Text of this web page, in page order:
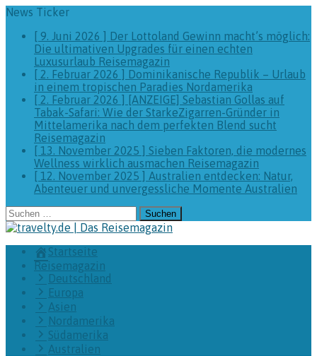
News Ticker
[ 9. Juni 2026 ] Der Lottoland Gewinn macht’s möglich:
Die ultimativen Upgrades für einen echten
Luxusurlaub Reisemagazin
[ 2. Februar 2026 ] Dominikanische Republik – Urlaub
in einem tropischen Paradies Nordamerika
[ 2. Februar 2026 ] [ANZEIGE] Sebastian Gollas auf
Tabak-Safari: Wie der StarkeZigarren-Gründer in
Mittelamerika nach dem perfekten Blend sucht
Reisemagazin
[ 13. November 2025 ] Sieben Faktoren, die modernes
Wellness wirklich ausmachen Reisemagazin
[ 12. November 2025 ] Australien entdecken: Natur,
Abenteuer und unvergessliche Momente Australien
Suchen
nach:
Startseite
Reisemagazin
Deutschland
Europa
Asien
Nordamerika
Südamerika
Australien